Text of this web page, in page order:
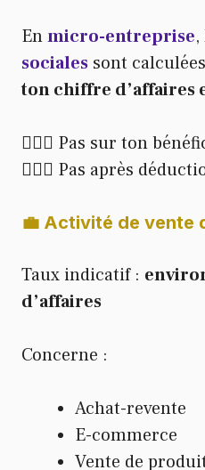
Enmicro-entreprise,
sociales sont calculées
ton chiffre d’affaires
🙅🏻‍♂️ Pas sur ton
🙅🏻‍♂️ Pas après
💼 Activité de vente
Taux indicatif :
d’affaires
Concerne :
Achat-revente
E-commerce
Vente de